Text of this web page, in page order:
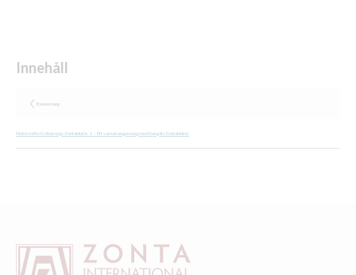
Evenemang
Klubbmöte i Göteborgs Zontaklubb 1 – Ett samarrangemang med Kungälv Zontaklubb